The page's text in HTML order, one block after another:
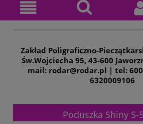
Zakład Poligraficzno-
Św.Wojciecha 95, 43-600
mail: rodar@rodar.pl | tel:
6320009106
Poduszka Shiny S-